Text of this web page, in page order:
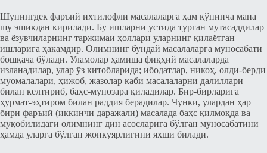
Шунингдек фаръий ихтилофли масалаларга ҳам кўпинча мана
шу эшикдан кирилади. Бу ишларни устида турган мутасаддилар
ва ёзувчиларнинг таржимаи ҳоллари уларнинг қилаётган
ишларига ҳакамдир. Олимнинг бундай масалаларга муносабати
бошқача бўлади. Уламолар ҳамиша фиқҳий масалаларда
изланадилар, улар ўз китобларида; ибодатлар, никоҳ, олди-берди
муомалалари, ҳижоб, жазолар каби масалаларни далиллари
билан келтириб, баҳс-мунозара қиладилар. Бир-бирларига
ҳурмат-эҳтиром билан раддия берадилар. Чунки, улардан ҳар
бири фаръий (иккинчи даражали) масалада баҳс қилмоқда ва
муқобилидаги олимнинг дин асосларига бўлган муносабатини
ҳамда уларга бўлган жонкуярлигини яхши билади.